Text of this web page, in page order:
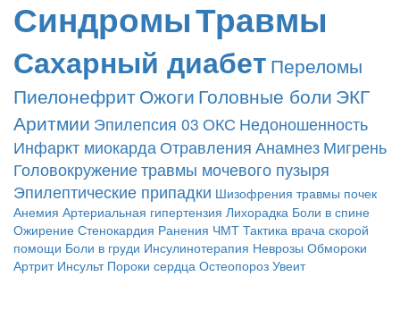
СиндромыТравмы
Сахарный диабет Переломы
ПиелонефритОжоги Головные боли ЭКГ
Аритмии Эпилепсия 03 ОКС Недоношенность
Инфаркт миокарда Отравления Анамнез Мигрень
Головокружениетравмы мочевого пузыря
Эпилептические припадки Шизофрения травмы почек
Анемия Артериальная гипертензия Лихорадка Боли в спине
Ожирение Стенокардия Ранения ЧМТ Тактика врача скорой
помощи Боли в груди Инсулинотерапия Неврозы Обмороки
Артрит Инсульт Пороки сердца Остеопороз Увеит